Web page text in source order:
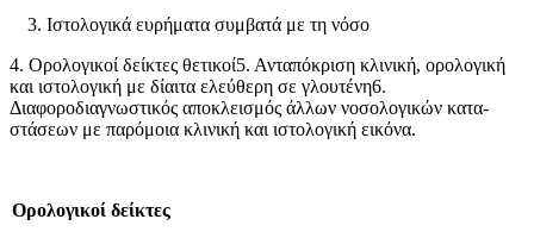
3. Ιστολογικά ευρήματα συμβατά με τη νόσο
4. Ορολογικοί δείκτες θετικοί5. Ανταπόκριση κλινική, ορολογική
και ιστολογική με δίαιτα ελεύθερη σε γλουτένη6.
Διαφοροδιαγνωστικός αποκλει­σμός άλλων νοσολογικών κατα­
στάσεων με παρόμοια κλινική και ιστολογική εικόνα.
Ορολογικοί δείκτες